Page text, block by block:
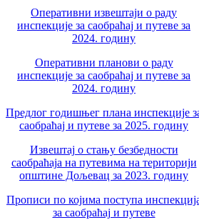
Оперативни извештаји о раду
инспекције за саобраћај и путеве за
2024. годину
Оперативни планови о раду
инспекције за саобраћај и путеве за
2024. годину
Предлог годишњег плана инспекције
саобраћај и путеве за 2025. годину
Извештај о стању безбедности
саобраћаја на путевима на територији
општине Дољевац за 2023. годину
Прописи по којима поступа
за саобраћај и путеве